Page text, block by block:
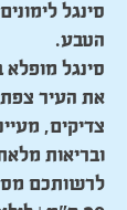
סינגל
הטבע.
סינגל מופלא
את העיר
צדיקים,
ובריאות
לרשותכם